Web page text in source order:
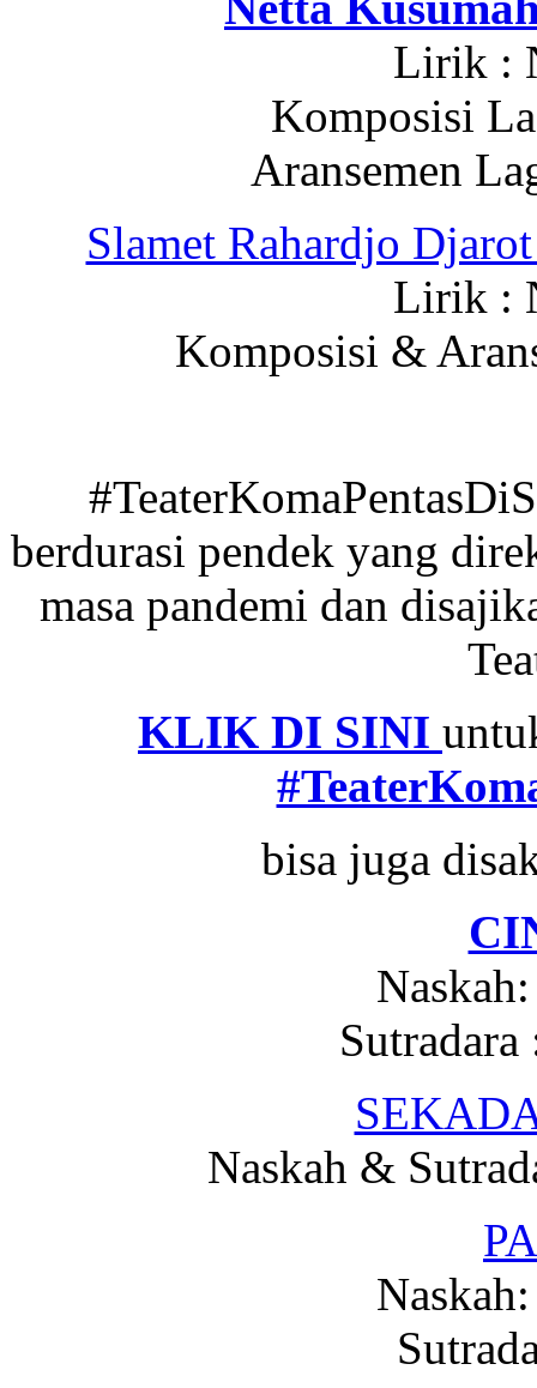
Lirik :
Komposisi
Aransemen
Slamet Rahardjo
Lirik :
Komposisi &
berdurasi pendek yang
masa pandemi dan
KLIK DI SINI
bisa juga
Naskah &